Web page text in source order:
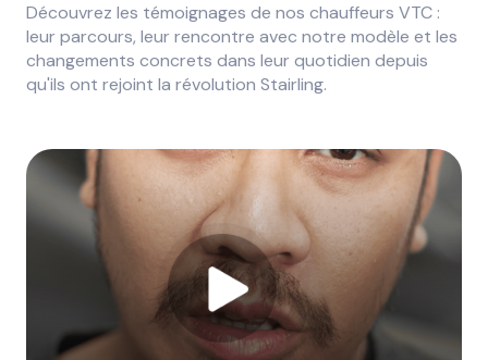
Découvrez les témoignages de nos chauffeurs VTC :
leur parcours, leur rencontre avec notre modèle et les
changements concrets dans leur quotidien depuis
qu'ils ont rejoint la révolution Stairling.